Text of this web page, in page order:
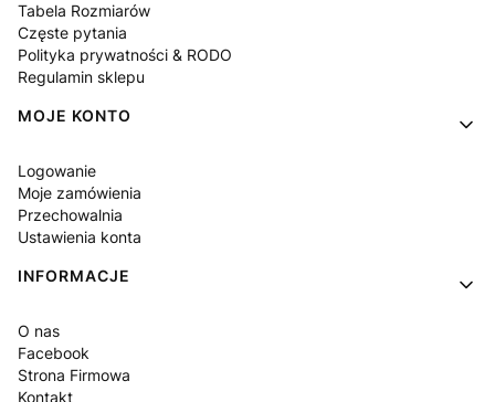
Tabela Rozmiarów
Częste pytania
Polityka prywatności & RODO
Regulamin sklepu
MOJE KONTO
Logowanie
Moje zamówienia
Przechowalnia
Ustawienia konta
INFORMACJE
O nas
Facebook
Strona Firmowa
Kontakt